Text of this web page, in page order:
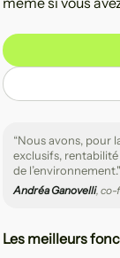
“Nous avons, pour
exclusifs,
de l’environnement."
Andréa Ganovelli,
Les meilleurs